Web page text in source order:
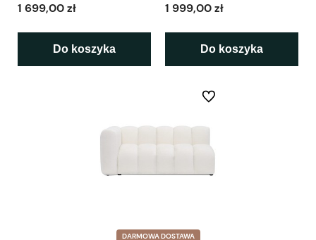
1 699,00 zł
Do koszyka
1 999,00 zł
Do koszyka
DARMOWA DOSTAWA
Do ulubionych